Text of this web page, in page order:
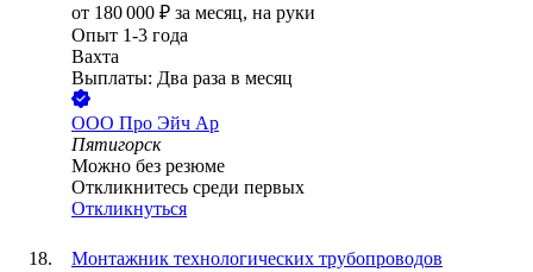
от 180 000 ₽ за месяц, на руки
Опыт 1-3 года
Вахта
Выплаты: Два раза в месяц
ООО Про Эйч Ар
Пятигорск
Можно без резюме
Откликнитесь среди первых
Откликнуться
Монтажник технологических трубопроводов